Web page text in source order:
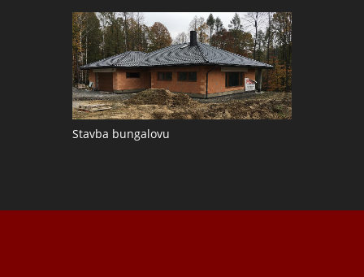
Stavba bungalovu